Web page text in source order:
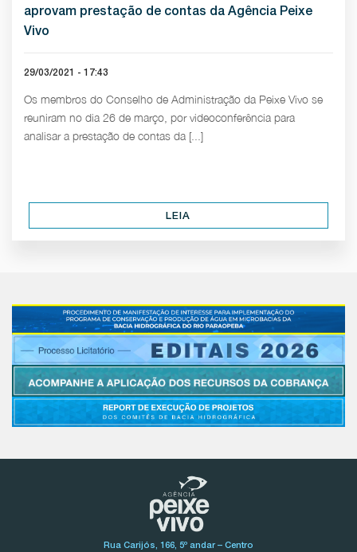
aprovam prestação de contas da Agência Peixe
Vivo
29/03/2021 - 17:43
Os membros do Conselho de Administração da Peixe Vivo se
reuniram no dia 26 de março, por videoconferência para
analisar a prestação de contas da [...]
LEIA
Rua Carijós, 166, 5º andar – Centro